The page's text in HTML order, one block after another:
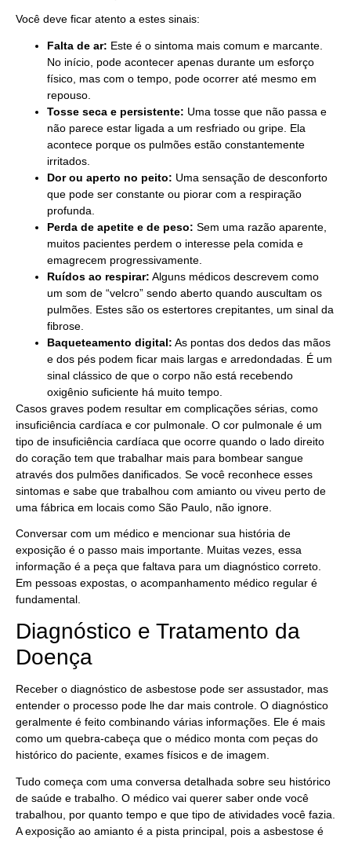
Você deve ficar atento a estes sinais:
Falta de ar: Este é o sintoma mais comum e marcante.
No início, pode acontecer apenas durante um esforço
físico, mas com o tempo, pode ocorrer até mesmo em
repouso.
Tosse seca e persistente: Uma tosse que não passa e
não parece estar ligada a um resfriado ou gripe. Ela
acontece porque os pulmões estão constantemente
irritados.
Dor ou aperto no peito: Uma sensação de desconforto
que pode ser constante ou piorar com a respiração
profunda.
Perda de apetite e de peso: Sem uma razão aparente,
muitos pacientes perdem o interesse pela comida e
emagrecem progressivamente.
Ruídos ao respirar: Alguns médicos descrevem como
um som de “velcro” sendo aberto quando auscultam os
pulmões. Estes são os estertores crepitantes, um sinal da
fibrose.
Baqueteamento digital: As pontas dos dedos das mãos
e dos pés podem ficar mais largas e arredondadas. É um
sinal clássico de que o corpo não está recebendo
oxigênio suficiente há muito tempo.
Casos graves podem resultar em complicações sérias, como
insuficiência cardíaca e cor pulmonale. O cor pulmonale é um
tipo de insuficiência cardíaca que ocorre quando o lado direito
do coração tem que trabalhar mais para bombear sangue
através dos pulmões danificados. Se você reconhece esses
sintomas e sabe que trabalhou com amianto ou viveu perto de
uma fábrica em locais como São Paulo, não ignore.
Conversar com um médico e mencionar sua história de
exposição é o passo mais importante. Muitas vezes, essa
informação é a peça que faltava para um diagnóstico correto.
Em pessoas expostas, o acompanhamento médico regular é
fundamental.
Diagnóstico e Tratamento da
Doença
Receber o diagnóstico de asbestose pode ser assustador, mas
entender o processo pode lhe dar mais controle. O diagnóstico
geralmente é feito combinando várias informações. Ele é mais
como um quebra-cabeça que o médico monta com peças do
histórico do paciente, exames físicos e de imagem.
Tudo começa com uma conversa detalhada sobre seu histórico
de saúde e trabalho. O médico vai querer saber onde você
trabalhou, por quanto tempo e que tipo de atividades você fazia.
A exposição ao amianto é a pista principal, pois a asbestose é